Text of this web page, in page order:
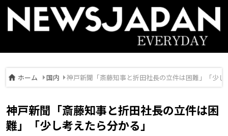
ホーム 国内 神戸新聞「斎藤知事と折田社長の立件は困難」「少
神戸新聞「斎藤知事と折田社長の立件は困
難」「少し考えたら分かる」